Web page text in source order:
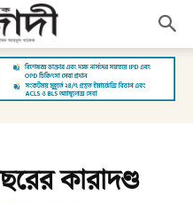
কারাদণ্ড